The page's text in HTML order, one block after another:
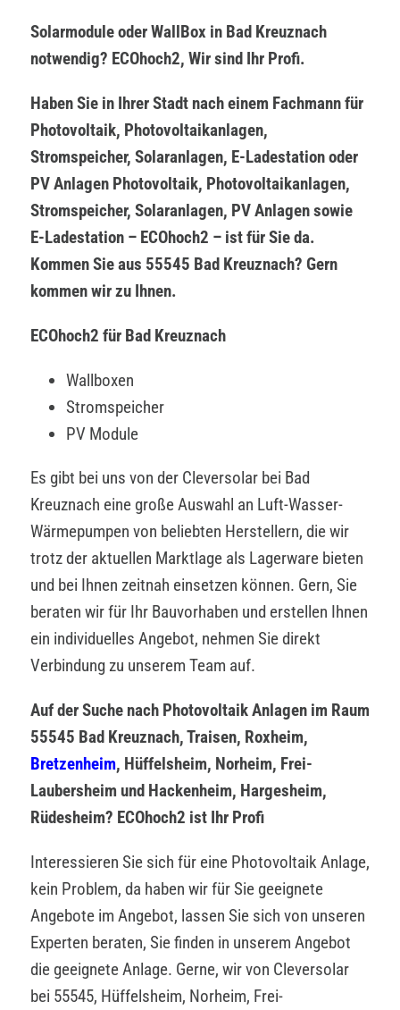
Solarmodule oder WallBox in Bad Kreuznach
notwendig? ECOhoch2, Wir sind Ihr Profi.
Haben Sie in Ihrer Stadt nach einem Fachmann für
Photovoltaik, Photovoltaikanlagen,
Stromspeicher, Solaranlagen, E-Ladestation oder
PV Anlagen Photovoltaik, Photovoltaikanlagen,
Stromspeicher, Solaranlagen, PV Anlagen sowie
E-Ladestation – ECOhoch2 – ist für Sie da.
Kommen Sie aus 55545 Bad Kreuznach? Gern
kommen wir zu Ihnen.
ECOhoch2 für Bad Kreuznach
Wallboxen
Stromspeicher
PV Module
Es gibt bei uns von der Cleversolar bei Bad
Kreuznach eine große Auswahl an Luft-Wasser-
Wärmepumpen von beliebten Herstellern, die wir
trotz der aktuellen Marktlage als Lagerware bieten
und bei Ihnen zeitnah einsetzen können. Gern, Sie
beraten wir für Ihr Bauvorhaben und erstellen Ihnen
ein individuelles Angebot, nehmen Sie direkt
Verbindung zu unserem Team auf.
Auf der Suche nach Photovoltaik Anlagen im Raum
55545 Bad Kreuznach, Traisen, Roxheim,
Bretzenheim, Hüffelsheim, Norheim, Frei-
Laubersheim und Hackenheim, Hargesheim,
Rüdesheim? ECOhoch2 ist Ihr Profi
Interessieren Sie sich für eine Photovoltaik Anlage,
kein Problem, da haben wir für Sie geeignete
Angebote im Angebot, lassen Sie sich von unseren
Experten beraten, Sie finden in unserem Angebot
die geeignete Anlage. Gerne, wir von Cleversolar
bei 55545, Hüffelsheim, Norheim, Frei-